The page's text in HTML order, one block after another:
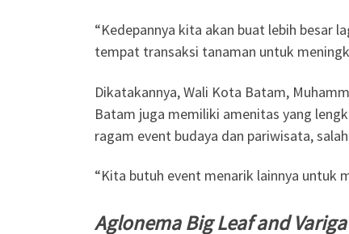
“Kedepannya kita akan buat lebih besar
tempat transaksi tanaman untuk
Dikatakannya, Wali Kota Batam,
Batam juga memiliki amenitas yang
ragam event budaya dan pariwisata,
“Kita butuh event menarik lainnya untuk
Aglonema Big Leaf and